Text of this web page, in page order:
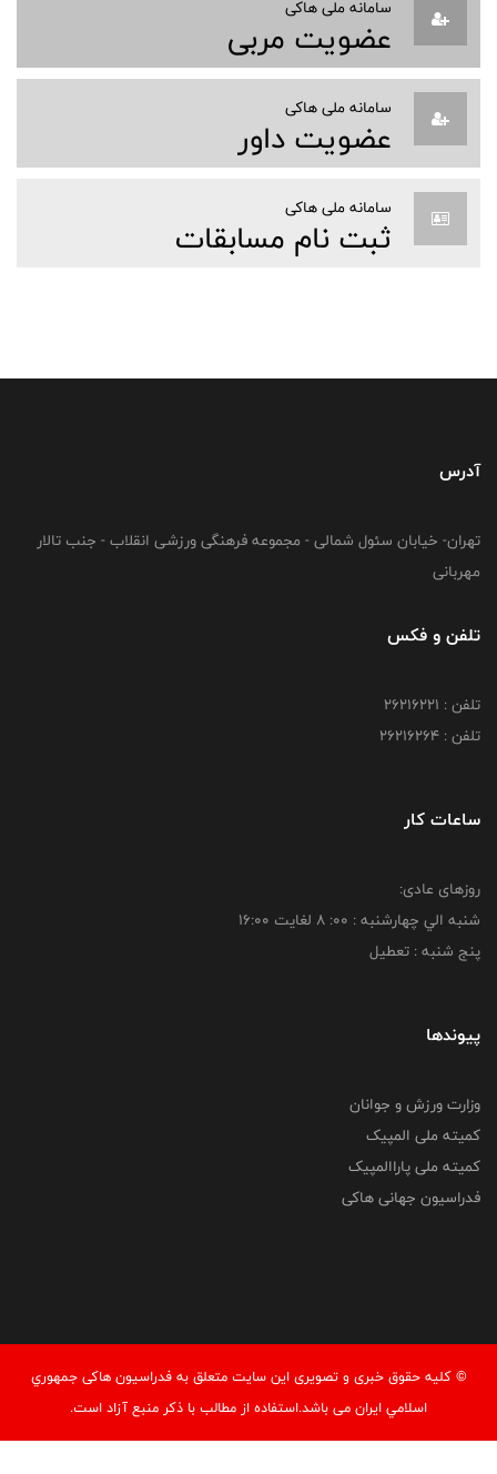
سامانه ملی هاکی
عضویت مربی
سامانه ملی هاکی
عضویت داور
سامانه ملی هاکی
ثبت نام مسابقات
آدرس
تهران- خیابان سئول شمالی - مجموعه فرهنگی ورزشی انقلاب - جنب تالار
مهربانی
تلفن و فکس
تلفن : 26216221
تلفن : 26216264
ساعات کار
روزهای عادی:
شنبه الي چهارشنبه : 00: 8 لغايت 16:00
پنج شنبه : تعطیل
پیوندها
وزارت ورزش و جوانان
کمیته ملی المپیک
کمیته ملی پاراالمپیک
فدراسیون جهانی هاکی
© کليه حقوق خبری و تصويری اين سايت متعلق به فدراسيون هاکی جمهوري
اسلامي ايران می باشد.استفاده از مطالب با ذكر منبع آزاد است.